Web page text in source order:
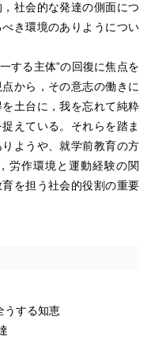
社会的な発達の側面につ
き環境のありようについ
する主体”の回復に焦点を
から，その意志の働きに
土台に，我を忘れて純粋
えている。それらを踏ま
ようや、就学前教育の方
労作環境と運動経験の関
を担う社会的役割の重要
する知恵